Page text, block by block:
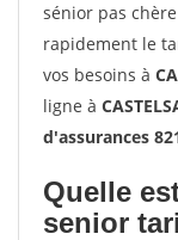
sénior pas chère
rapidement le
vos besoins à
ligne à
d'assurances
Quelle
senior